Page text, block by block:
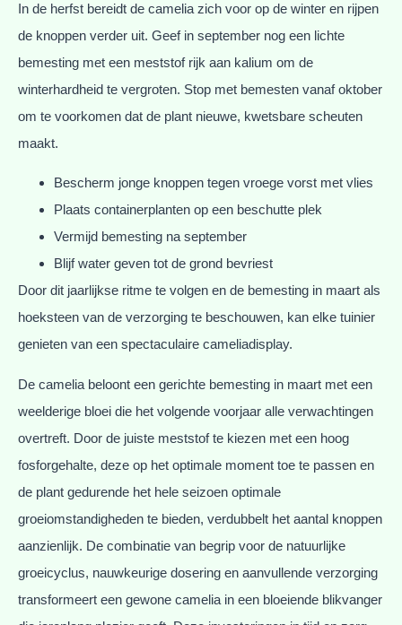
In de herfst bereidt de camelia zich voor op de winter en rijpen
de knoppen verder uit. Geef in september nog een lichte
bemesting met een meststof rijk aan kalium om de
winterhardheid te vergroten. Stop met bemesten vanaf oktober
om te voorkomen dat de plant nieuwe, kwetsbare scheuten
maakt.
Bescherm jonge knoppen tegen vroege vorst met vlies
Plaats containerplanten op een beschutte plek
Vermijd bemesting na september
Blijf water geven tot de grond bevriest
Door dit jaarlijkse ritme te volgen en de bemesting in maart als
hoeksteen van de verzorging te beschouwen, kan elke tuinier
genieten van een spectaculaire cameliadisplay.
De camelia beloont een gerichte bemesting in maart met een
weelderige bloei die het volgende voorjaar alle verwachtingen
overtreft. Door de juiste meststof te kiezen met een hoog
fosforgehalte, deze op het optimale moment toe te passen en
de plant gedurende het hele seizoen optimale
groeiomstandigheden te bieden, verdubbelt het aantal knoppen
aanzienlijk. De combinatie van begrip voor de natuurlijke
groeicyclus, nauwkeurige dosering en aanvullende verzorging
transformeert een gewone camelia in een bloeiende blikvanger